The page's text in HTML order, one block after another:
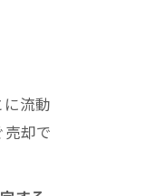
流動
却で